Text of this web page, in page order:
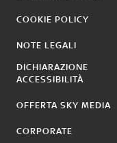
COOKIE POLICY
NOTE LEGALI
DICHIARAZIONE
ACCESSIBILITÀ
OFFERTA SKY MEDIA
CORPORATE